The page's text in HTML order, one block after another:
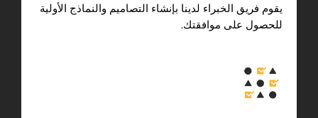
يقوم فريق الخبراء لدينا بإنشاء التصاميم والنماذج الأولية
للحصول على موافقتك.